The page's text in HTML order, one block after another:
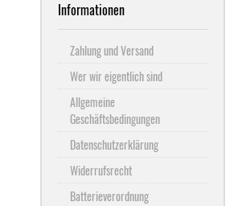
Informationen
Zahlung und Versand
Wer wir eigentlich sind
Allgemeine
Geschäftsbedingungen
Datenschutzerklärung
Widerrufsrecht
Batterieverordnung